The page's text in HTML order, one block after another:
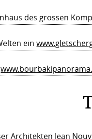
des grossen
ein
Architekten Jean